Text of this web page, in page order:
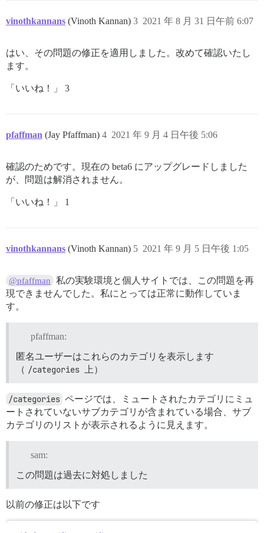
vinothkannans (Vinoth Kannan) 2021 年 8 月 31 日午前 6:07
3
はい、その問題の修正を適用しました。改めて確認いたし
ます。
「いいね！」 3
pfaffman (Jay Pfaffman) 2021 年 9 月 4 日午後 5:06
4
確認のためです。現在の beta6 にアップグレードしました
が、問題は解消されません。
「いいね！」 1
vinothkannans (Vinoth Kannan) 2021 年 9 月 5 日午後 1:05
5
@pfaffman
私の実験環境と個人サイトでは、この問題を再
現できませんでした。私にとっては正常に動作していま
す。
pfaffman:
匿名ユーザーはこれらのカテゴリを表示します
（ /categories 上）
/categories ページでは、ミュートされたカテゴリにミュ
ートされていないサブカテゴリが含まれている場合、サブ
カテゴリのリストが表示されるように見えます。
sam:
この問題は過去に対処しました
以前の修正は以下です